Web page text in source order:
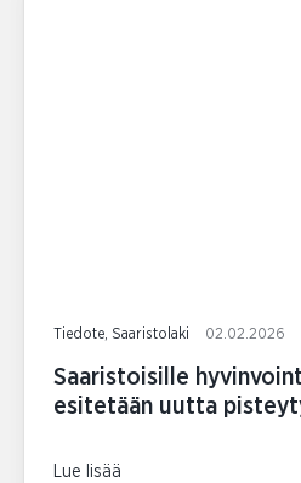
Tiedote, Saaristolaki 02.02.2026
Saaristoisille
esitetään uutta
Lue lisää